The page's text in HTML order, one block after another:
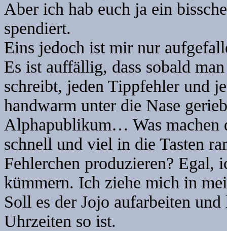
Aber ich hab euch ja ein
spendiert.
Eins jedoch ist mir nur
Es ist auffällig, dass sobald
schreibt, jeden Tippfehler und
handwarm unter die Nase
Alphapublikum… Was machen
schnell und viel in die Tasten
Fehlerchen produzieren? Egal,
kümmern. Ich ziehe mich in
Soll es der Jojo aufarbeiten
Uhrzeiten so ist.